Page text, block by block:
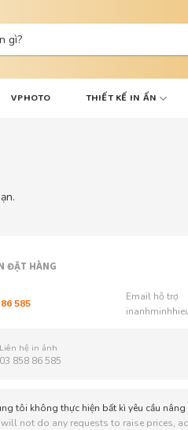
VPHOTO THIẾT KẾ IN ẤN
ĐẶT HÀNG
585
Email hỗ trợ
Liên hệ in ảnh
03 858 86 585
tôi không thực hiện bất kì yêu cầu
not do any requests to raise prices,